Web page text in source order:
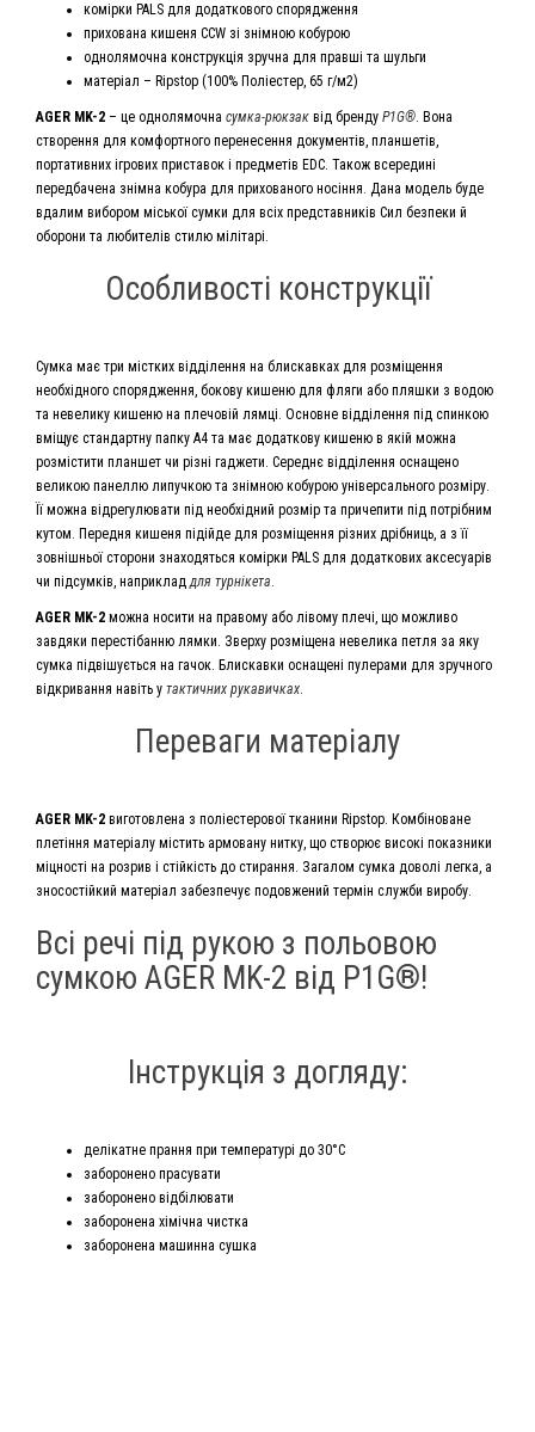
комірки PALS для додаткового спорядження
прихована кишеня CCW зі знімною кобурою
однолямочна конструкція зручна для правші та шульги
матеріал – Ripstop (100% Поліестер, 65 г/м2)
AGER MK-2 – це однолямочна сумка-рюкзак від бренду P1G®. Вона
створення для комфортного перенесення документів, планшетів,
портативних ігрових приставок і предметів EDC. Також всередині
передбачена знімна кобура для прихованого носіння. Дана модель буде
вдалим вибором міської сумки для всіх представників Сил безпеки й
оборони та любителів стилю мілітарі.
Особливості конструкції
Сумка має три містких відділення на блискавках для розміщення
необхідного спорядження, бокову кишеню для фляги або пляшки з водою
та невелику кишеню на плечовій лямці. Основне відділення під спинкою
вміщує стандартну папку А4 та має додаткову кишеню в якій можна
розмістити планшет чи різні гаджети. Середнє відділення оснащено
великою панеллю липучкою та знімною кобурою універсального розміру.
Її можна відрегулювати під необхідний розмір та причепити під потрібним
кутом. Передня кишеня підійде для розміщення різних дрібниць, а з її
зовнішньої сторони знаходяться комірки PALS для додаткових аксесуарів
чи підсумків, наприкладдля турнікета.
AGER MK-2 можна носити на правому або лівому плечі, що можливо
завдяки перестібанню лямки. Зверху розміщена невелика петля за яку
сумка підвішується на гачок. Блискавки оснащені пулерами для зручного
відкривання навіть у тактичних рукавичках.
Переваги матеріалу
AGER MK-2 виготовлена з поліестерової тканини Ripstop. Комбіноване
плетіння матеріалу містить армовану нитку, що створює високі показники
міцності на розрив і стійкість до стирання. Загалом сумка доволі легка, а
зносостійкий матеріал забезпечує подовжений термін служби виробу.
Всі речі під рукою з польовою
сумкою AGER MK-2 від P1G®!
Інструкція з догляду:
делікатне прання при температурі до 30°С
заборонено прасувати
заборонено відбілювати
заборонена хімічна чистка
заборонена машинна сушка